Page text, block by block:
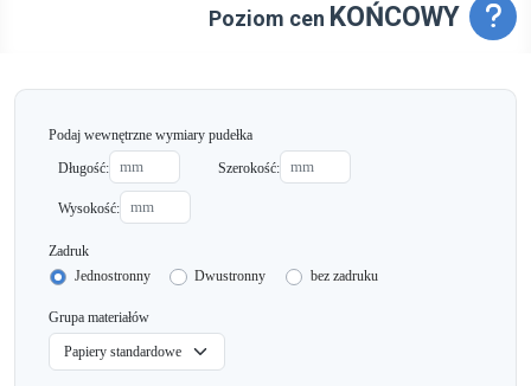
Poziom cen KOŃCOWY
Podaj wewnętrzne wymiary pudełka
Długość:
Szerokość:
Wysokość:
Zadruk
Jednostronny
Dwustronny bez zadruku
Grupa materiałów